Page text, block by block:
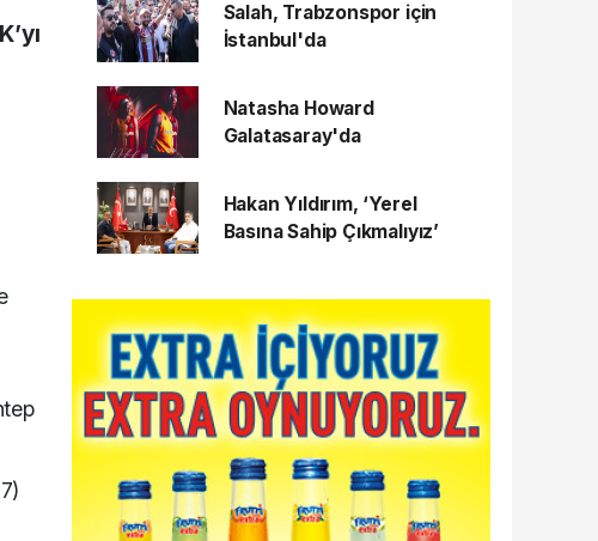
Salah, Trabzonspor için
İstanbul'da
Natasha Howard
Galatasaray'da
Hakan Yıldırım, ‘Yerel
Basına Sahip Çıkmalıyız’